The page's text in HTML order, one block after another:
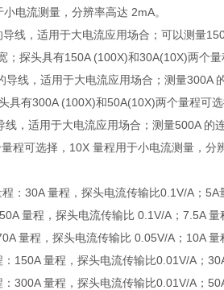
电流测量，分辨率高达 2mA。
导线，适用于大电流应用场合；可以测量
；探头具有150A (100X)和30A(10X)两个
导线，适用于大电流应用场合；测量300A
具有300A (100X)和50A(10X)两个量程可
线，适用于大电流应用场合；测量500A 的
程可选择， 10X 量程用于小电流测量，分
： 30A量程，探头电流传输比0.1V/A ； 5A
50A量程，探头电流传输比 0.1V/A ； 7.5A量
量程，探头电流传输比 0.05V/A ； 10A量
150A量程，探头电流传输比0.01V/A ；
300A量程，探头电流传输比0.01V/A ；